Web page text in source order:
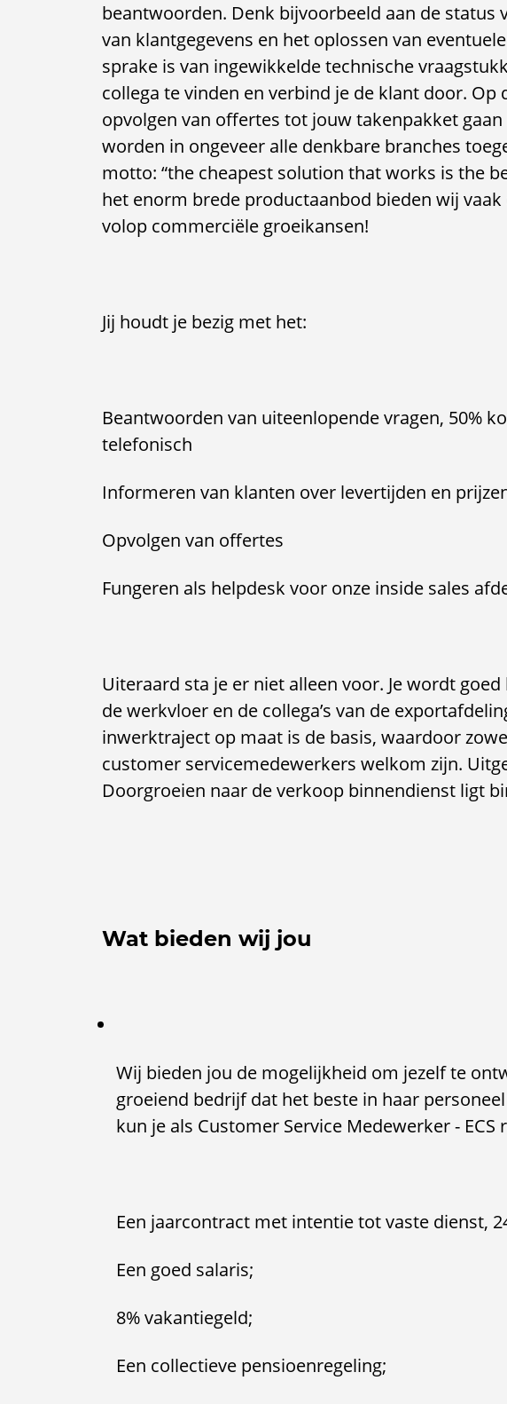
beantwoorden. Denk bijvoorbeeld aan de status
van klantgegevens en het oplossen van
sprake is van ingewikkelde technische
collega te vinden en verbind je de klant door. Op
opvolgen van offertes tot jouw takenpakket
worden in ongeveer alle denkbare branches
motto: “the cheapest solution that works is the
het enorm brede productaanbod bieden wij vaak
volop commerciële groeikansen!
Jij houdt je bezig met het:
Beantwoorden van uiteenlopende vragen, 50%
telefonisch
Informeren van klanten over levertijden en
Opvolgen van offertes
Fungeren als helpdesk voor onze inside sales
Uiteraard sta je er niet alleen voor. Je wordt
de werkvloer en de collega’s van de
inwerktraject op maat is de basis, waardoor
customer servicemedewerkers welkom zijn.
Doorgroeien naar de verkoop binnendienst ligt
Wat bieden wij jou
Wij bieden jou de mogelijkheid om jezelf te
groeiend bedrijf dat het beste in haar
kun je als Customer Service Medewerker - ECS
Een jaarcontract met intentie tot vaste dienst,
Een goed salaris;
8% vakantiegeld;
Een collectieve pensioenregeling;